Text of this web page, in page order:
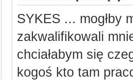
SYKES ... mogłby
zakwalifikowali
chciałabym się
kogoś kto tam